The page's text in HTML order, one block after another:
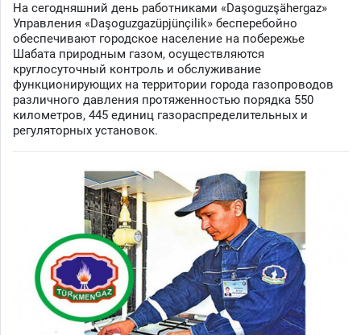
На сегодняшний день работниками «Daşoguzşähergaz»
Управления «Daşoguzgazüpjünçilik» бесперебойно
обеспечивают городское население на побережье
Шабата природным газом, осуществляются
круглосуточный контроль и обслуживание
функционирующих на территории города газопроводов
различного давления протяженностью порядка 550
километров, 445 единиц газораспределительных и
регуляторных установок.